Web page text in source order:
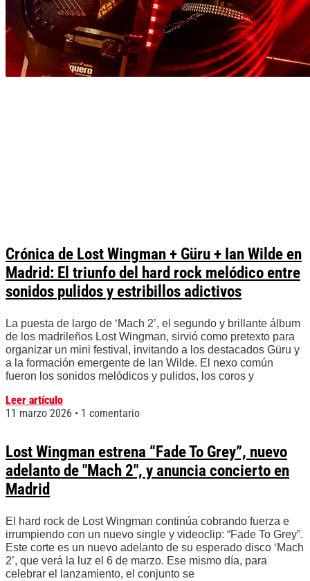
Crónica de Lost Wingman + Güru + Ian Wilde en
Madrid: El triunfo del hard rock melódico entre
sonidos pulidos y estribillos adictivos
La puesta de largo de ‘Mach 2’, el segundo y brillante álbum
de los madrileños Lost Wingman, sirvió como pretexto para
organizar un mini festival, invitando a los destacados Güru y
a la formación emergente de Ian Wilde. El nexo común
fueron los sonidos melódicos y pulidos, los coros y
Leer artículo
11 marzo 2026
1 comentario
Lost Wingman estrena “Fade To Grey”, nuevo
adelanto de "Mach 2", y anuncia concierto en
Madrid
El hard rock de Lost Wingman continúa cobrando fuerza e
irrumpiendo con un nuevo single y videoclip: “Fade To Grey”.
Este corte es un nuevo adelanto de su esperado disco ‘Mach
2’, que verá la luz el 6 de marzo. Ese mismo día, para
celebrar el lanzamiento, el conjunto se